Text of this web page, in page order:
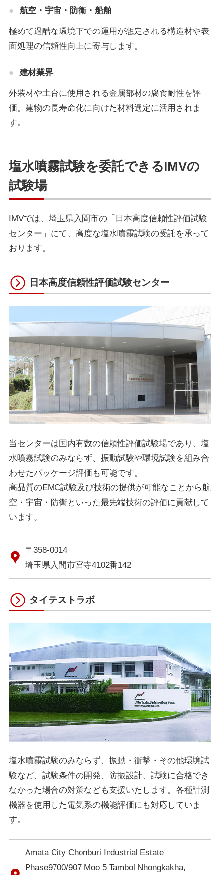
航空・宇宙・防衛・船舶
極めて過酷な環境下での運用が想定される構造材や表
面処理の信頼性向上に寄与します。
建材業界
外装材や土台に使用される金属部材の腐食耐性を評
価。建物の長寿命化に向けた材料選定に活用されま
す。
塩水噴霧試験を委託できるIMVの
試験場
IMVでは、埼玉県入間市の「日本高度信頼性評価試験
センター」にて、高度な塩水噴霧試験の受託を承って
おります。
日本高度信頼性評価試験センター
当センターは国内有数の信頼性評価試験場であり、塩
水噴霧試験のみならず、振動試験や環境試験を組み合
わせたパッケージ評価も可能です。
高品質のEMC試験及び技術の提供が可能なことから航
空・宇宙・防衛といった最先端技術の評価に貢献して
います。
〒358-0014
埼玉県入間市宮寺4102番142
タイテストラボ
塩水噴霧試験のみならず、振動・衝撃・その他環境試
験など、試験条件の開発、防振設計、試験に合格でき
なかった場合の対策なども支援いたします。各種計測
機器を使用した電気系の機能評価にも対応していま
す。
Amata City Chonburi Industrial Estate
Phase9700/907 Moo 5 Tambol Nhongkakha,